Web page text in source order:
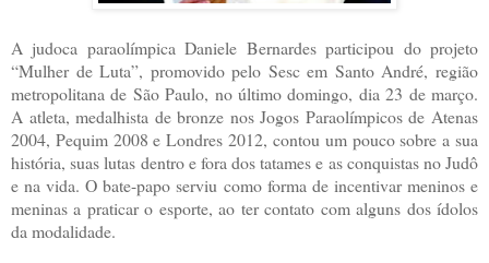
A judoca paraolímpica Daniele Bernardes participou do projeto
“Mulher de Luta”, promovido pelo Sesc em Santo André, região
metropolitana de São Paulo, no último domingo, dia 23 de março.
A atleta, medalhista de bronze nos Jogos Paraolímpicos de Atenas
2004, Pequim 2008 e Londres 2012, contou um pouco sobre a sua
história, suas lutas dentro e fora dos tatames e as conquistas no Judô
e na vida. O bate-papo serviu como forma de incentivar meninos e
meninas a praticar o esporte, ao ter contato com alguns dos ídolos
da modalidade.